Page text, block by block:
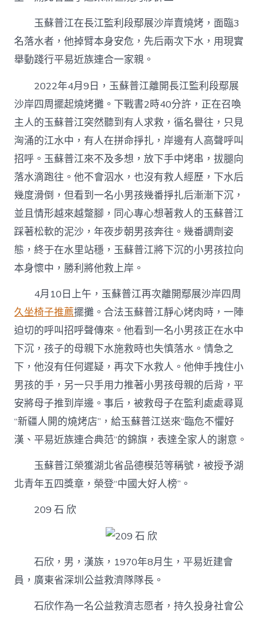
玉蘇普江在長江監利段鄢展沙岸賣燒烤，面臨3
名落水者，他掉臂本身安危，先后兩次下水，用現實
舉動踐行平易近族連合一家親。
2022年4月9日，玉蘇普江離開長江監利段鄢展
沙岸四周擺起燒烤攤。下戰書2時40分許，正在召喚
主人的玉蘇普江突然聽到有人求救，循名譽往，只見
洶涌的江水中，有人在拼命掙扎，岸邊有人高聲呼叫
招呼。玉蘇普江來不及多想，放下手中烤串，拔腿向
落水滴跑往。他不會泅水，也沒有救人經歷，下水后
幾度滑倒，但看到一名小男孩幾番掙扎后漸漸下沉，
並且情形越來越蹩腳，同心專心想著救人的玉蘇普江
踩著松軟的泥沙，年夜步朝男孩奔往。幾番調劑姿
態，終于在水里站穩，玉蘇普江將下沉的小男孩拉向
本身懷中，勝利將他救上岸。
4月10日上午，玉蘇普江再次離開鄢展沙岸四周
久坐椅子推薦擺攤。合法玉蘇普江靜心烤肉時，一陣
迫切的呼叫招呼聲傳來。他看到一名小男孩正在水中
下沉，孩子的母親下水施救時也失慎落水。情急之
下，他沒有任何遲疑，再次下水救人。他伸手拽住小
男孩的手，另一只手用力推著小男孩母親的后背，平
安將母子推到岸邊。事后，被救母子在監利處處尋覓
“新疆人開的燒烤店”，給玉蘇普江送來“臨危不懼好
漢、平易近族連合典范”的錦旗，表達全家人的謝意。
玉蘇普江榮獲湖北省品德模范等稱號，被授予湖
北青年五四獎章，榮登“中國大好人榜”。
209 石 欣
石欣，男，漢族，1970年8月生，平易近建會
員，廣東省深圳公益救濟隊隊長。
石欣作為一名公益救濟志愿者，持久投身社會公